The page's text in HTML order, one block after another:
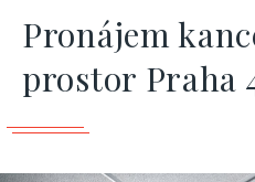
Pronájem
prostor Praha